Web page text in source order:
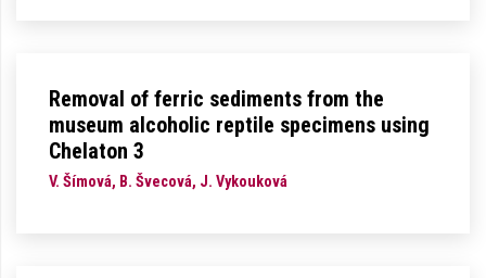
Removal of ferric sediments from the
museum alcoholic reptile specimens using
Chelaton 3
V. Šímová, B. Švecová, J. Vykouková